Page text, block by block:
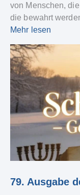
von Menschen,
die bewahrt
Mehr lesen
79. Ausgabe